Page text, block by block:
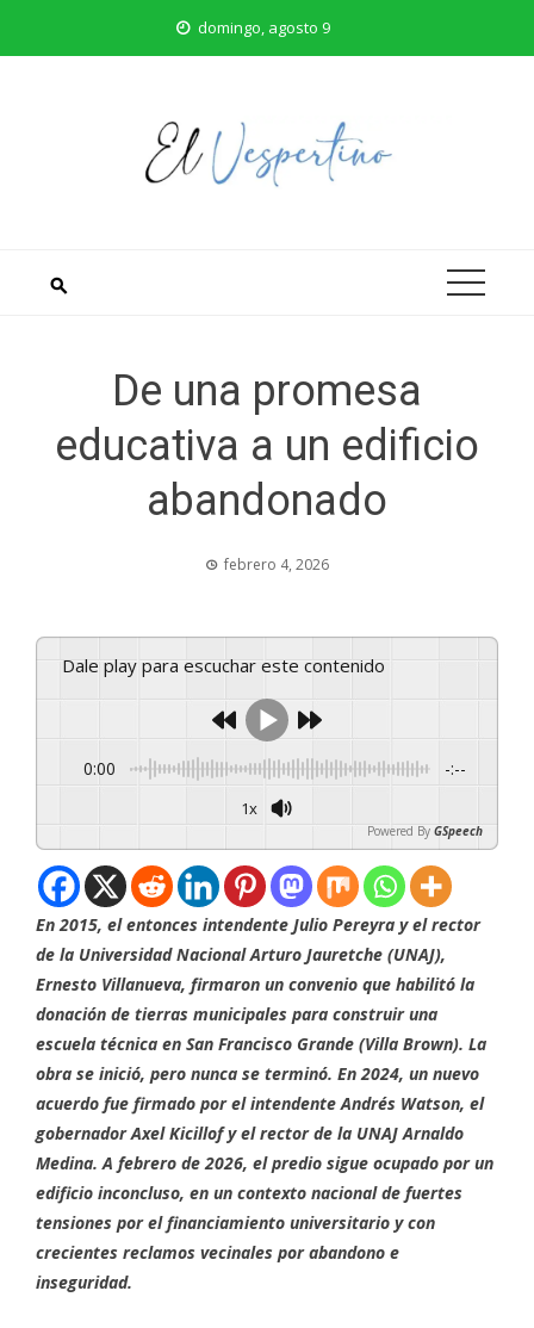
domingo, agosto 9
De una promesa
educativa a un edificio
abandonado
febrero 4, 2026
Dale play para escuchar este contenido
0:00 -:--
1x
Powered By GSpeech
En 2015, el entonces intendente Julio Pereyra y el rector
de la Universidad Nacional Arturo Jauretche (UNAJ),
Ernesto Villanueva, firmaron un convenio que habilitó la
donación de tierras municipales para construir una
escuela técnica en San Francisco Grande (Villa Brown). La
obra se inició, pero nunca se terminó. En 2024, un nuevo
acuerdo fue firmado por el intendente Andrés Watson, el
gobernador Axel Kicillof y el rector de la UNAJ Arnaldo
Medina. A febrero de 2026, el predio sigue ocupado por un
edificio inconcluso, en un contexto nacional de fuertes
tensiones por el financiamiento universitario y con
crecientes reclamos vecinales por abandono e
inseguridad.